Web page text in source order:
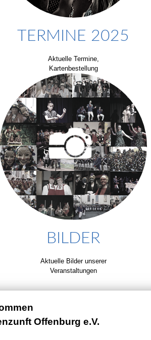
TERMINE 2025
Aktuelle Termine,
Kartenbestellung
BILDER
Aktuelle Bilder unserer
Veranstaltungen
Offenburg e.V.